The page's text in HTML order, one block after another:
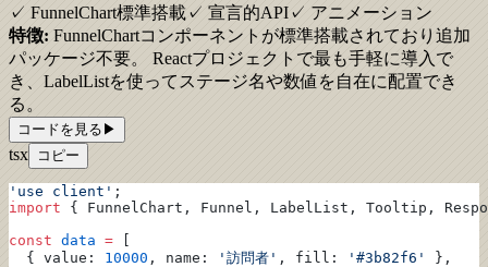
✓ FunnelChart標準搭載 ✓ 宣言的API✓ アニメーション
特徴: FunnelChartコンポーネントが標準搭載されており追加
パッケージ不要。 Reactプロジェクトで最も手軽に導入で
き、LabelListを使ってステージ名や数値を自在に配置でき
る。
コードを見る ▶
tsx コピー
'use client' ;
import { FunnelChart, Funnel, LabelList, Tooltip,
const data = [
  { value:
10000 , name: '訪問者' , fill: '#3b82f6'
},